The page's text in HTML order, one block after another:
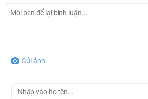
Đèn tường led ngoài trời Kingled
Cam kết 100% sản phẩm chính
Gửi ảnh